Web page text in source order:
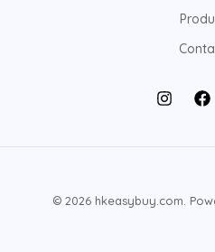
© 2026 hkeasybuy.com.